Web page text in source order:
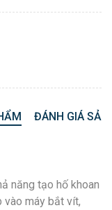
ĐÁNH GIÁ
năng tạo hố khoan
vào máy bắt vít,